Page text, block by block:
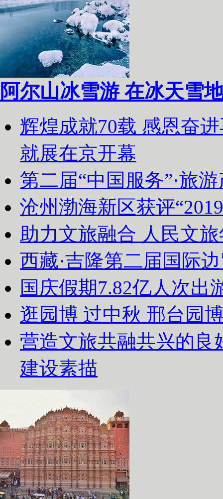
阿尔山冰雪游 在冰天雪
辉煌成就70载 感恩奋
就展在京开幕
第二届“中国服务”·旅
沧州渤海新区获评
助力文旅融合 人民文
西藏·吉隆第二届国际
国庆假期7.82亿人次出
逛园博 过中秋 邢台园
营造文旅共融共兴的良
建设素描